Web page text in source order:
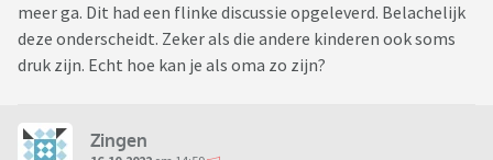
meer ga. Dit had een flinke discussie opgeleverd. Belachelijk
deze onderscheidt. Zeker als die andere kinderen ook soms
druk zijn. Echt hoe kan je als oma zo zijn?
Zingen